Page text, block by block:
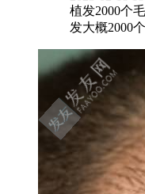
植发2000个
发大概2000